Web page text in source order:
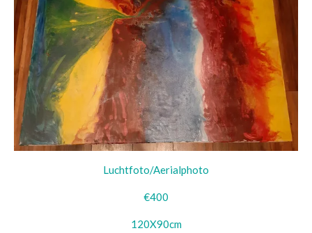
Luchtfoto/Aerialphoto
€400
120X90cm